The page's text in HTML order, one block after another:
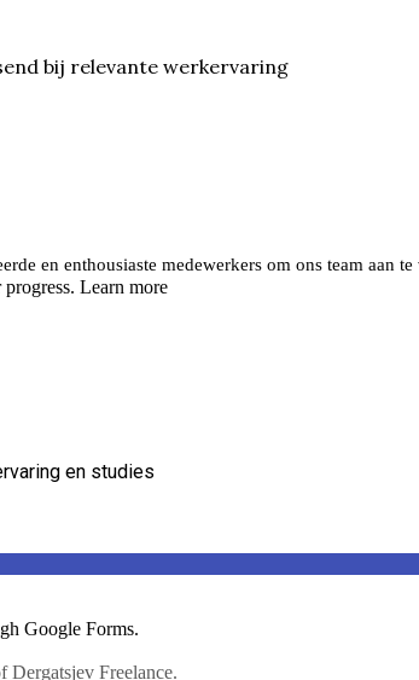
bij relevante werkervaring